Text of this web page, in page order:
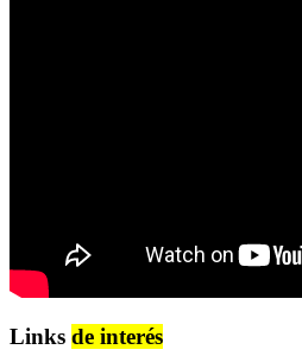
Links de interés